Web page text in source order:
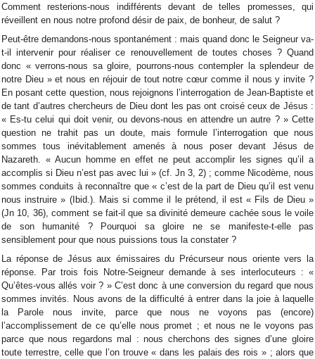
Comment resterions-nous indifférents devant de telles promesses, qui
réveillent en nous notre profond désir de paix, de bonheur, de salut ?
Peut-être demandons-nous spontanément : mais quand donc le Seigneur va-
t-il intervenir pour réaliser ce renouvellement de toutes choses ? Quand
donc « verrons-nous sa gloire, pourrons-nous contempler la splendeur de
notre Dieu » et nous en réjouir de tout notre cœur comme il nous y invite ?
En posant cette question, nous rejoignons l’interrogation de Jean-Baptiste et
de tant d’autres chercheurs de Dieu dont les pas ont croisé ceux de Jésus :
« Es-tu celui qui doit venir, ou devons-nous en attendre un autre ? » Cette
question ne trahit pas un doute, mais formule l’interrogation que nous
sommes tous inévitablement amenés à nous poser devant Jésus de
Nazareth. « Aucun homme en effet ne peut accomplir les signes qu’il a
accomplis si Dieu n’est pas avec lui » (cf. Jn 3, 2) ; comme Nicodème, nous
sommes conduits à reconnaître que « c’est de la part de Dieu qu’il est venu
nous instruire » (Ibid.). Mais si comme il le prétend, il est « Fils de Dieu »
(Jn 10, 36), comment se fait-il que sa divinité demeure cachée sous le voile
de son humanité ? Pourquoi sa gloire ne se manifeste-t-elle pas
sensiblement pour que nous puissions tous la constater ?
La réponse de Jésus aux émissaires du Précurseur nous oriente vers la
réponse. Par trois fois Notre-Seigneur demande à ses interlocuteurs : «
Qu’êtes-vous allés voir ? » C’est donc à une conversion du regard que nous
sommes invités. Nous avons de la difficulté à entrer dans la joie à laquelle
la Parole nous invite, parce que nous ne voyons pas (encore)
l’accomplissement de ce qu’elle nous promet ; et nous ne le voyons pas
parce que nous regardons mal : nous cherchons des signes d’une gloire
toute terrestre, celle que l’on trouve « dans les palais des rois » ; alors que